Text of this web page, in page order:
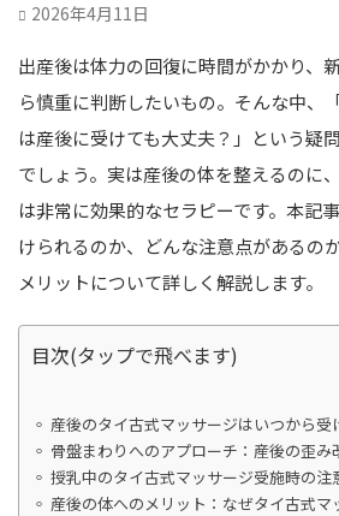
2026年4月11日
出産後は体力の回復に時間がかかり、
ら慎重に判断したいもの。そんな中、
は産後に受けても大丈夫？」という疑
でしょう。実は産後の体を整えるのに
は非常に効果的なセラピーです。本記
けられるのか、どんな注意点があるの
メリットについて詳しく解説します。
目次(タップで飛べます)
産後のタイ古式マッサージはいつから受
骨盤まわりへのアプローチ：産後の歪み
授乳中のタイ古式マッサージ受施時の注
産後の体へのメリット：なぜタイ古式マ